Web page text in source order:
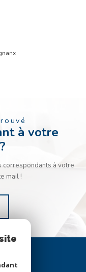
à votre
correspondants à votre
mail !